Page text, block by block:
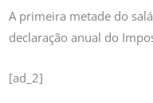
A primeira metade do
declaração anual do
[ad_2]